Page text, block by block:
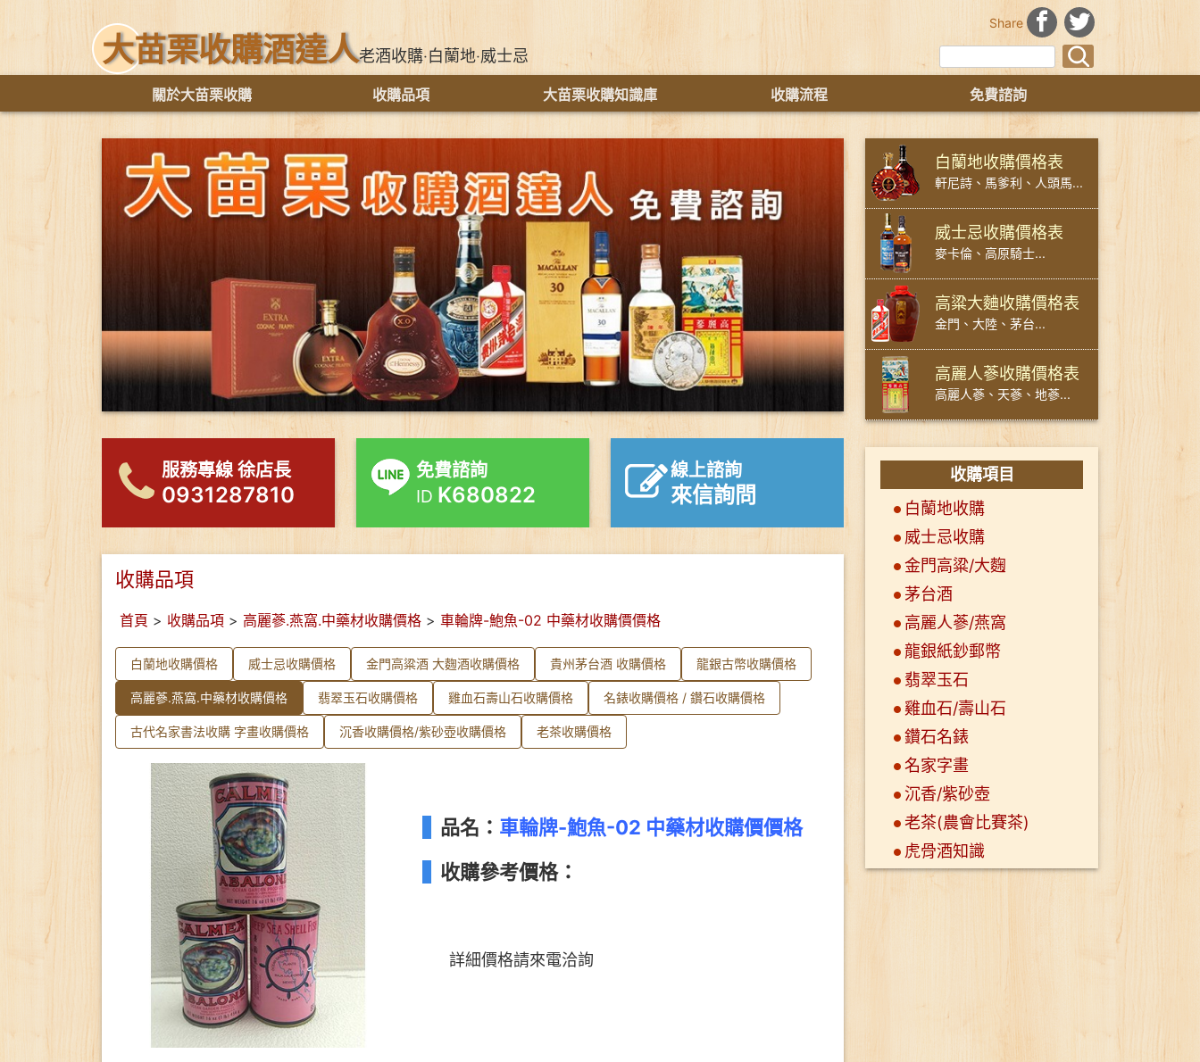
大苗栗收購酒達人老酒收購‧白蘭地‧威士忌
Share
關於大苗栗收購 收購品項 大苗栗收購知識庫 收購流程 免費諮詢
服務專線 徐店長
0931287810
免費諮詢
ID K680822
線上諮詢
來信詢問
收購品項
首頁 > 收購品項 > 高麗蔘.燕窩.中藥材收購價格 > 車輪牌-鮑魚-02 中藥材收購價價格
白蘭地收購價格 威士忌收購價格 金門高粱酒 大麴酒收購價格 貴州茅台酒 收購價格 龍銀古幣收購價格
高麗蔘.燕窩.中藥材收購價格 翡翠玉石收購價格 雞血石壽山石收購價格 名錶收購價格 / 鑽石收購價格
古代名家書法收購 字畫收購價格 沉香收購價格/紫砂壺收購價格 老茶收購價格
品名： 車輪牌-鮑魚-02 中藥材收購價價格
收購參考價格：
詳細價格請來電洽詢
白蘭地收購價格表
軒尼詩、馬爹利、人頭馬...
威士忌收購價格表
麥卡倫、高原騎士...
高粱大麯收購價格表
金門、大陸、茅台...
高麗人蔘收購價格表
高麗人蔘、天蔘、地蔘...
收購項目
白蘭地收購
威士忌收購
金門高粱/大麴
茅台酒
高麗人蔘/燕窩
龍銀紙鈔郵幣
翡翠玉石
雞血石/壽山石
鑽石名錶
名家字畫
沉香/紫砂壺
老茶(農會比賽茶)
虎骨酒知識